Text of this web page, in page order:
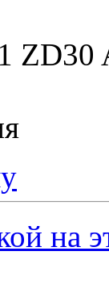
ZD30